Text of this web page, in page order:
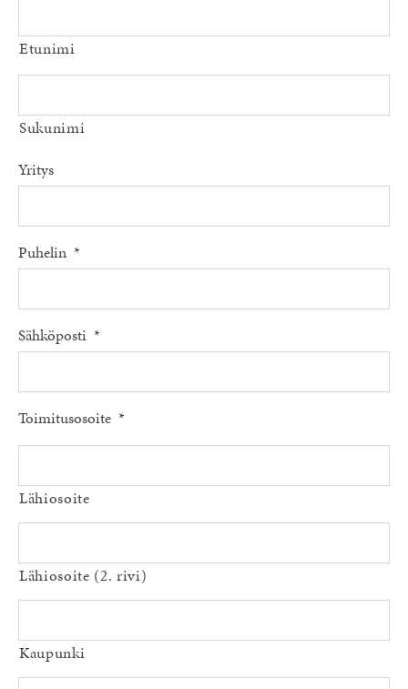
Etunimi
Sukunimi
Yritys
Puhelin *
Sähköposti *
Toimitusosoite *
Lähiosoite
Lähiosoite (2. rivi)
Kaupunki